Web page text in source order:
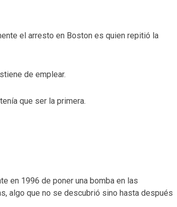
el arresto en Boston es quien repitió la
de emplear.
que ser la primera.
en 1996 de poner una bomba en las
algo que no se descubrió sino hasta después